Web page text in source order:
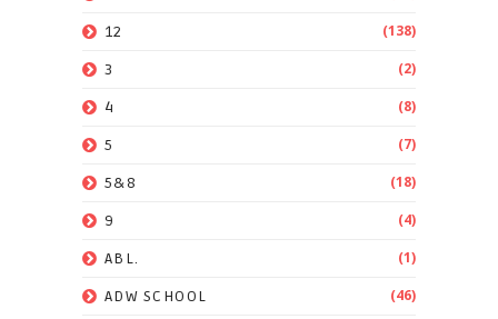
12 (138)
3 (2)
4 (8)
5 (7)
5&8 (18)
9 (4)
ABL. (1)
ADW SCHOOL (46)